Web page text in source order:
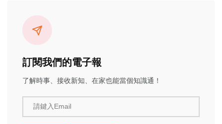
訂閱我們的電子報
了解時事、接收新知、在家也能當個知識通！
請鍵入Email